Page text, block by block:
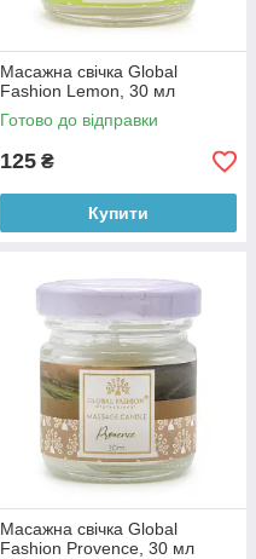
Масажна свічка Global
Fashion Lemon, 30 мл
Готово до відправки
125 ₴
Купити
Масажна свічка Global
Fashion Provence, 30 мл